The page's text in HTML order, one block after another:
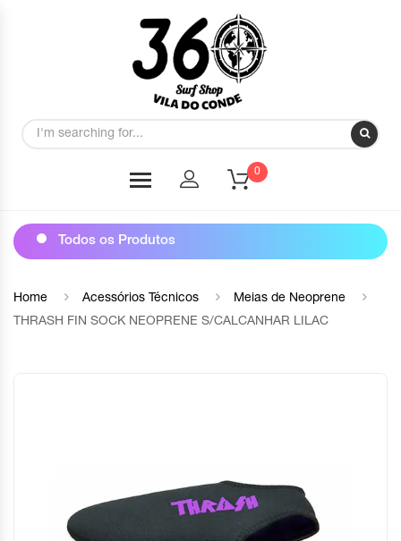
0
Todos os Produtos
Home Acessórios Técnicos
Meias de Neoprene
THRASH FIN SOCK NEOPRENE S/CALCANHAR LILAC